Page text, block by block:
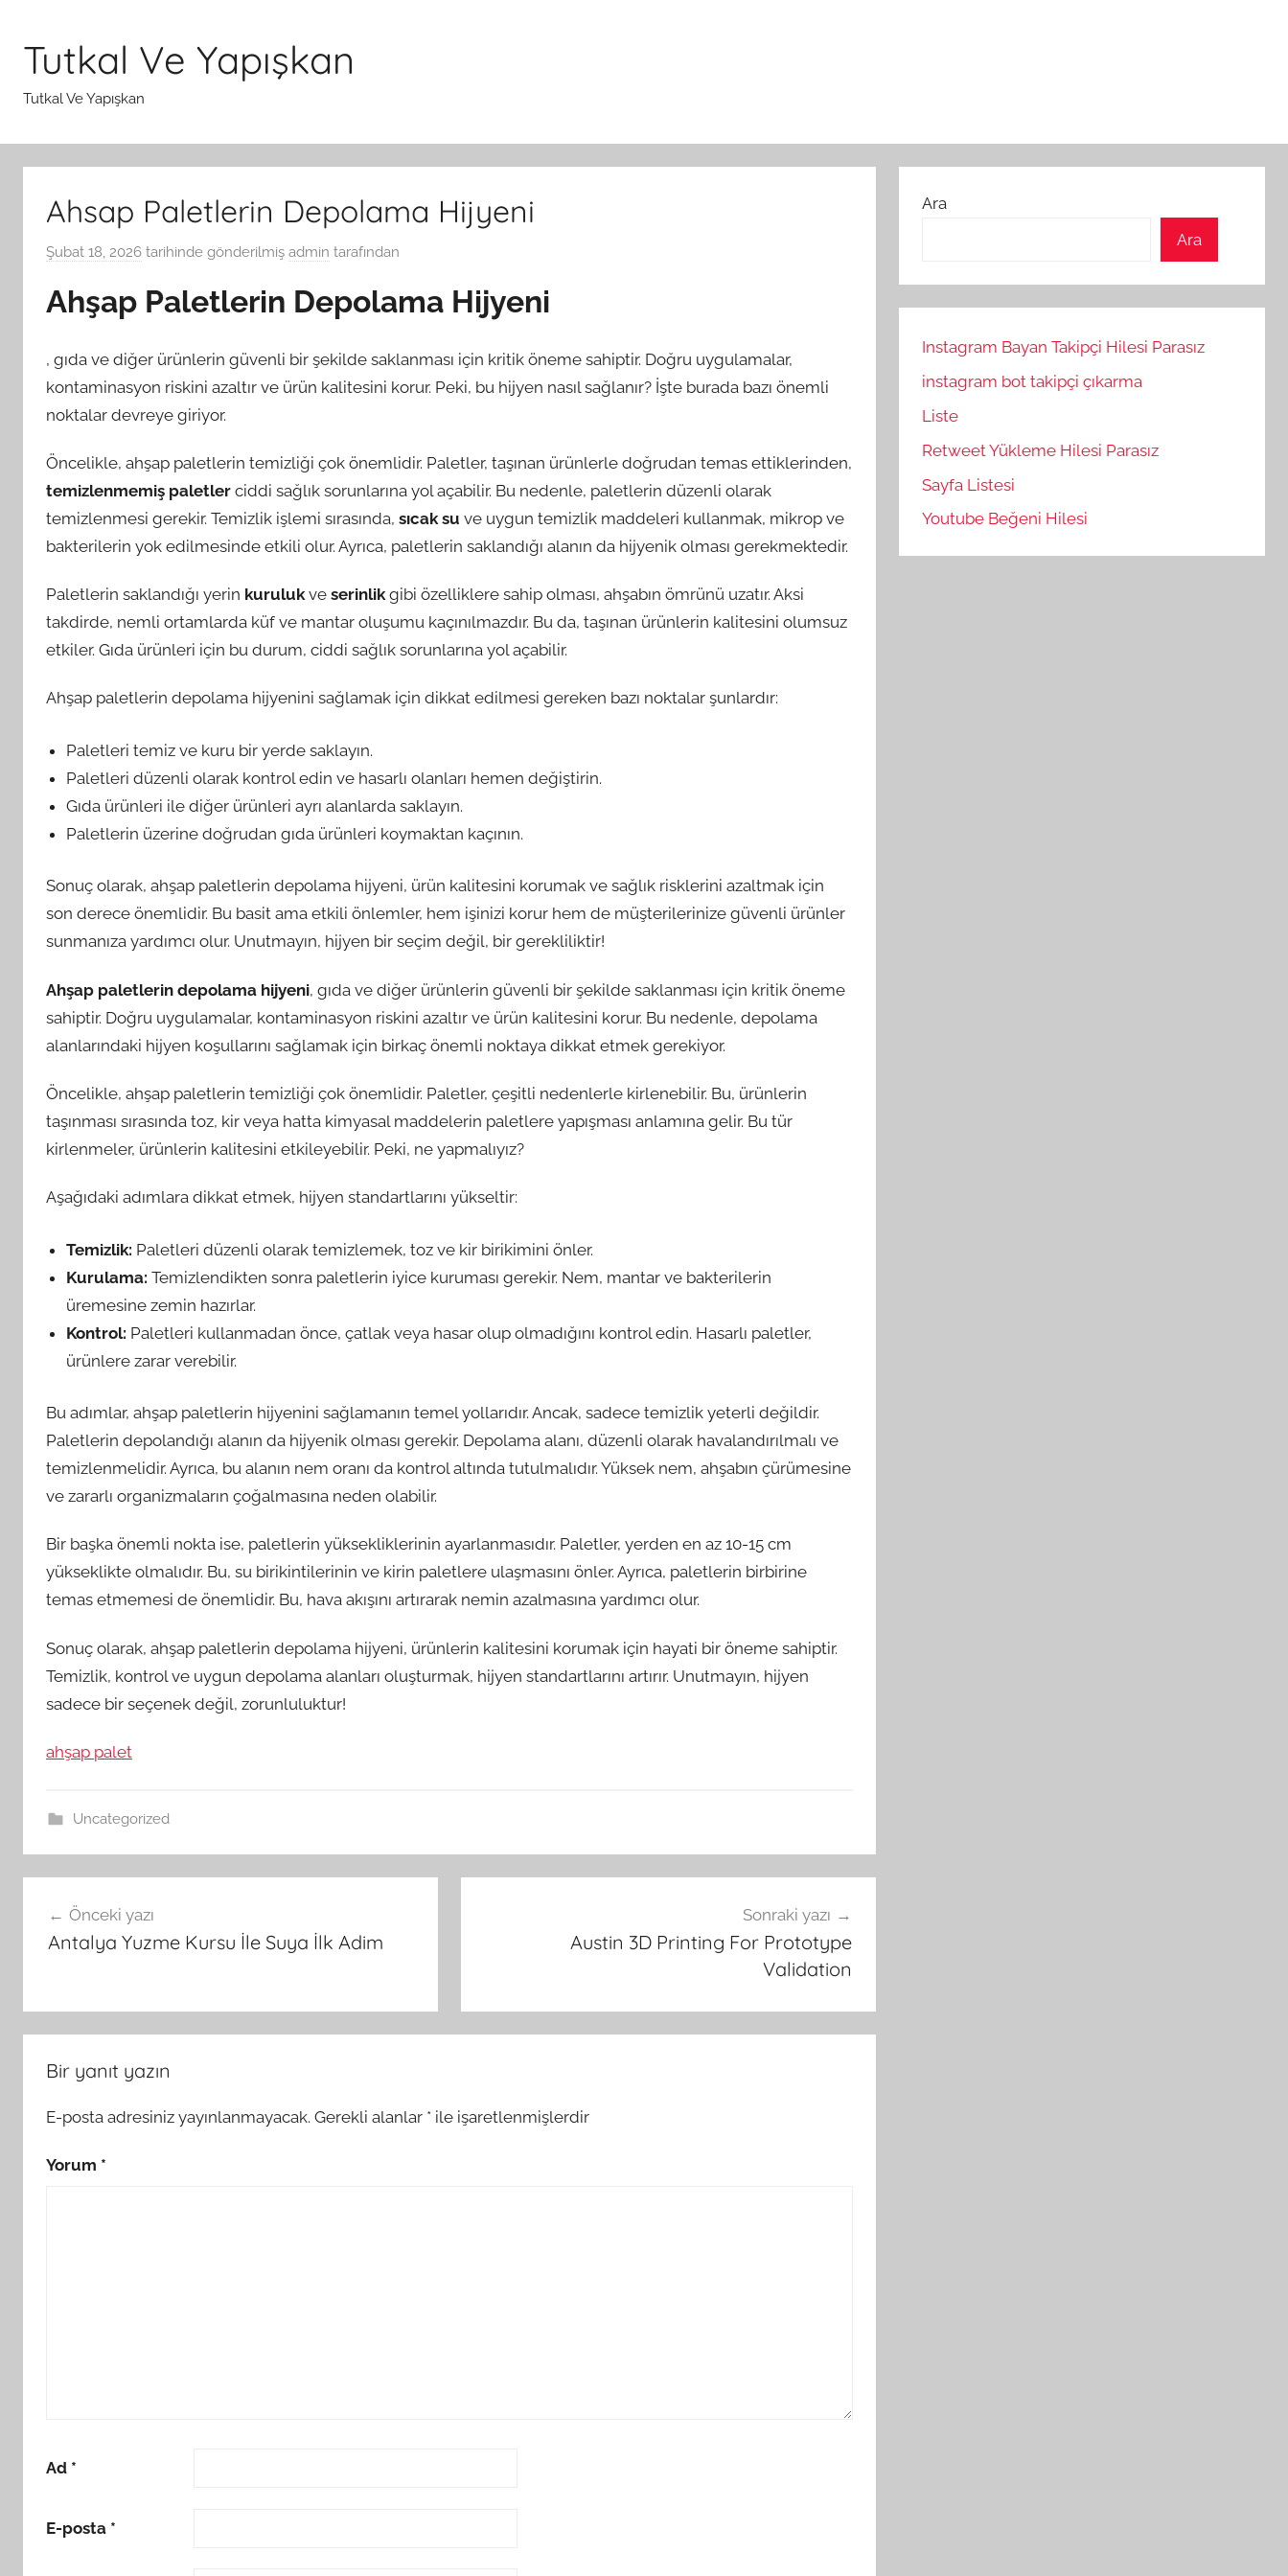
Tutkal Ve Yapışkan
Tutkal Ve Yapışkan
Ahsap Paletlerin Depolama Hijyeni
Şubat 18, 2026 tarihinde gönderilmiş admin tarafından
Ahşap Paletlerin Depolama Hijyeni
, gıda ve diğer ürünlerin güvenli bir şekilde saklanması için kritik öneme sahiptir. Doğru uygulamalar,
kontaminasyon riskini azaltır ve ürün kalitesini korur. Peki, bu hijyen nasıl sağlanır? İşte burada bazı önemli
noktalar devreye giriyor.
Öncelikle, ahşap paletlerin temizliği çok önemlidir. Paletler, taşınan ürünlerle doğrudan temas ettiklerinden,
temizlenmemiş paletler ciddi sağlık sorunlarına yol açabilir. Bu nedenle, paletlerin düzenli olarak
temizlenmesi gerekir. Temizlik işlemi sırasında, sıcak su ve uygun temizlik maddeleri kullanmak, mikrop ve
bakterilerin yok edilmesinde etkili olur. Ayrıca, paletlerin saklandığı alanın da hijyenik olması gerekmektedir.
Paletlerin saklandığı yerin kurulukve serinlikgibi özelliklere sahip olması, ahşabın ömrünü uzatır. Aksi
takdirde, nemli ortamlarda küf ve mantar oluşumu kaçınılmazdır. Bu da, taşınan ürünlerin kalitesini olumsuz
etkiler. Gıda ürünleri için bu durum, ciddi sağlık sorunlarına yol açabilir.
Ahşap paletlerin depolama hijyenini sağlamak için dikkat edilmesi gereken bazı noktalar şunlardır:
Paletleri temiz ve kuru bir yerde saklayın.
Paletleri düzenli olarak kontrol edin ve hasarlı olanları hemen değiştirin.
Gıda ürünleri ile diğer ürünleri ayrı alanlarda saklayın.
Paletlerin üzerine doğrudan gıda ürünleri koymaktan kaçının.
Sonuç olarak, ahşap paletlerin depolama hijyeni, ürün kalitesini korumak ve sağlık risklerini azaltmak için
son derece önemlidir. Bu basit ama etkili önlemler, hem işinizi korur hem de müşterilerinize güvenli ürünler
sunmanıza yardımcı olur. Unutmayın, hijyen bir seçim değil, bir gerekliliktir!
Ahşap paletlerin depolama hijyeni, gıda ve diğer ürünlerin güvenli bir şekilde saklanması için kritik öneme
sahiptir. Doğru uygulamalar, kontaminasyon riskini azaltır ve ürün kalitesini korur. Bu nedenle, depolama
alanlarındaki hijyen koşullarını sağlamak için birkaç önemli noktaya dikkat etmek gerekiyor.
Öncelikle, ahşap paletlerin temizliği çok önemlidir. Paletler, çeşitli nedenlerle kirlenebilir. Bu, ürünlerin
taşınması sırasında toz, kir veya hatta kimyasal maddelerin paletlere yapışması anlamına gelir. Bu tür
kirlenmeler, ürünlerin kalitesini etkileyebilir. Peki, ne yapmalıyız?
Aşağıdaki adımlara dikkat etmek, hijyen standartlarını yükseltir:
Temizlik: Paletleri düzenli olarak temizlemek, toz ve kir birikimini önler.
Kurulama: Temizlendikten sonra paletlerin iyice kuruması gerekir. Nem, mantar ve bakterilerin
üremesine zemin hazırlar.
Kontrol: Paletleri kullanmadan önce, çatlak veya hasar olup olmadığını kontrol edin. Hasarlı paletler,
ürünlere zarar verebilir.
Bu adımlar, ahşap paletlerin hijyenini sağlamanın temel yollarıdır. Ancak, sadece temizlik yeterli değildir.
Paletlerin depolandığı alanın da hijyenik olması gerekir. Depolama alanı, düzenli olarak havalandırılmalı ve
temizlenmelidir. Ayrıca, bu alanın nem oranı da kontrol altında tutulmalıdır. Yüksek nem, ahşabın çürümesine
ve zararlı organizmaların çoğalmasına neden olabilir.
Bir başka önemli nokta ise, paletlerin yüksekliklerinin ayarlanmasıdır. Paletler, yerden en az 10-15 cm
yükseklikte olmalıdır. Bu, su birikintilerinin ve kirin paletlere ulaşmasını önler. Ayrıca, paletlerin birbirine
temas etmemesi de önemlidir. Bu, hava akışını artırarak nemin azalmasına yardımcı olur.
Sonuç olarak, ahşap paletlerin depolama hijyeni, ürünlerin kalitesini korumak için hayati bir öneme sahiptir.
Temizlik, kontrol ve uygun depolama alanları oluşturmak, hijyen standartlarını artırır. Unutmayın, hijyen
sadece bir seçenek değil, zorunluluktur!
ahşap palet
Uncategorized
gezinmesi
Önceki yazı
Antalya Yuzme Kursu İle Suya İlk Adim
Sonraki yazı
Austin 3D Printing For Prototype
Validation
Bir yanıt yazın
E-posta adresiniz yayınlanmayacak. Gerekli alanlar * ile işaretlenmişlerdir
Yorum *
Ad *
E-posta *
Ara
Ara
Instagram Bayan Takipçi Hilesi Parasız
instagram bot takipçi çıkarma
Liste
Retweet Yükleme Hilesi Parasız
Sayfa Listesi
Youtube Beğeni Hilesi